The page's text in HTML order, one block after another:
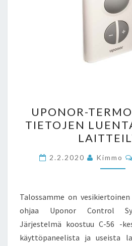
–
KNX
-
UPONOR-
TIETOJEN
2.2.2020 Kimmo
Talossamme on
ohjaa Uponor Control
Järjestelmä koostuu C-56 -
käyttöpaneelista ja useista